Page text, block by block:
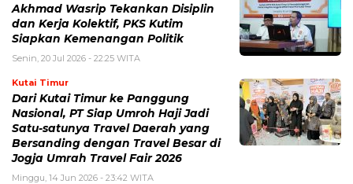
Akhmad Wasrip Tekankan Disiplin
dan Kerja Kolektif, PKS Kutim
Siapkan Kemenangan Politik
Senin, 20 Jul 2026 - 22:25 WITA
Kutai Timur
Dari Kutai Timur ke Panggung
Nasional, PT Siap Umroh Haji Jadi
Satu-satunya Travel Daerah yang
Bersanding dengan Travel Besar di
Jogja Umrah Travel Fair 2026
Minggu, 14 Jun 2026 - 23:42 WITA